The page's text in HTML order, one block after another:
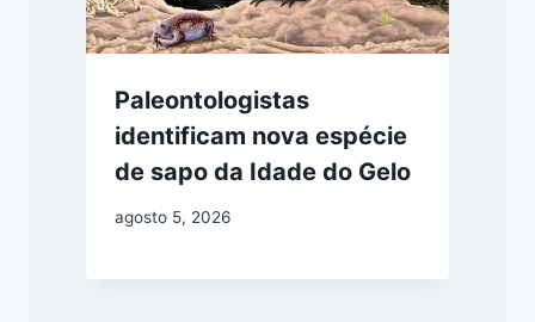
Paleontologistas
identificam nova espécie
de sapo da Idade do Gelo
agosto 5, 2026